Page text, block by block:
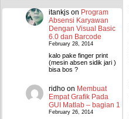
itankjs on Program
Absensi Karyawan
Dengan Visual Basic
6.0 dan Barcode
February 28, 2014
kalo pake finger print
(mesin absen sidik jari )
bisa bos ?
ridho on Membuat
Empat Grafik Pada
GUI Matlab – bagian 1
February 26, 2014